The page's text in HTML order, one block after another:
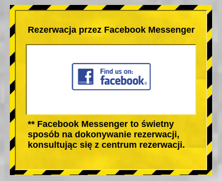
Rezerwacja przez Facebook Messenger
** Facebook Messenger to świetny
sposób na dokonywanie rezerwacji,
konsultując się z centrum rezerwacji.